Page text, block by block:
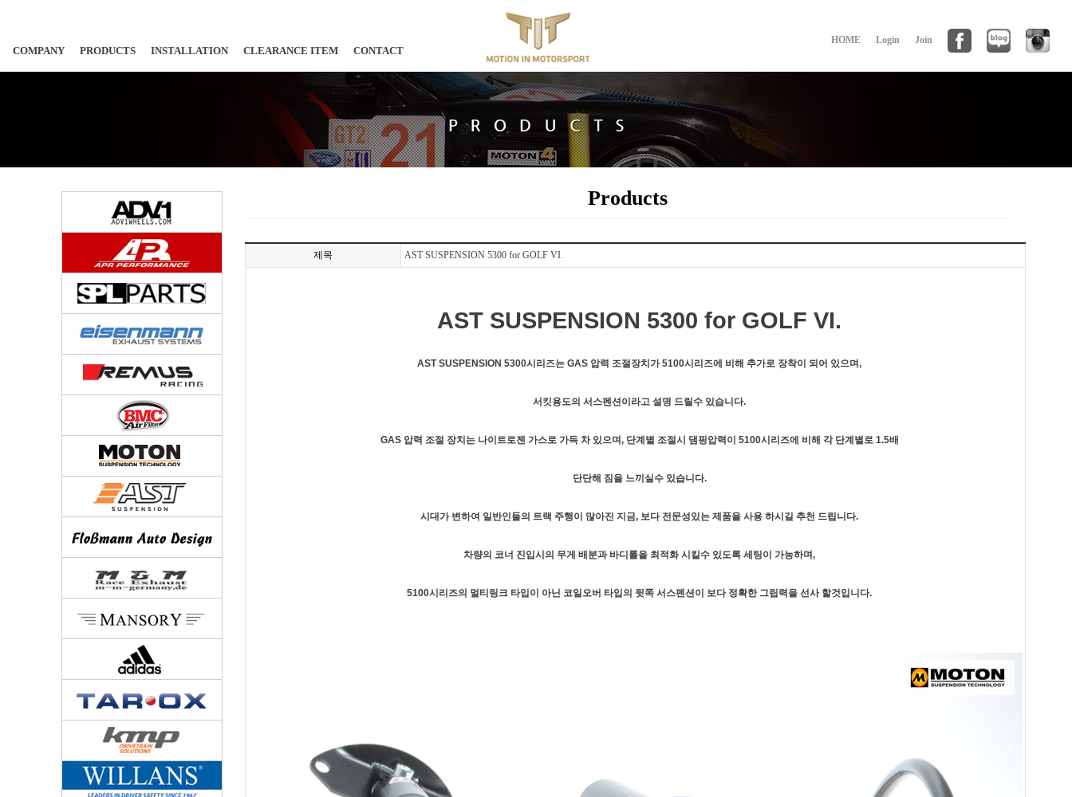
COMPANY PRODUCTS INSTALLATION CLEARANCE ITEM CONTACT
HOME Login Join
Products
제목 AST SUSPENSION 5300 for GOLF VI.
AST SUSPENSION 5300 for GOLF VI.
AST SUSPENSION 5300시리즈는 GAS 압력 조절장치가 5100시리즈에 비해 추가로 장착이 되어 있으며,
서킷용도의 서스펜션이라고 설명 드릴수 있습니다.
GAS 압력 조절 장치는 나이트로젠 가스로 가득 차 있으며, 단계별 조절시 댐핑압력이 5100시리즈에 비해 각 단계별로 1.5배
단단해 짐을 느끼실수 있습니다.
시대가 변하여 일반인들의 트랙 주행이 많아진 지금, 보다 전문성있는 제품을 사용 하시길 추천 드립니다.
차량의 코너 진입시의 무게 배분과 바디롤을 최적화 시킬수 있도록 세팅이 가능하며,
5100시리즈의 멀티링크 타입이 아닌 코일오버 타입의 뒷쪽 서스펜션이 보다 정확한 그립력을 선사 할것입니다.